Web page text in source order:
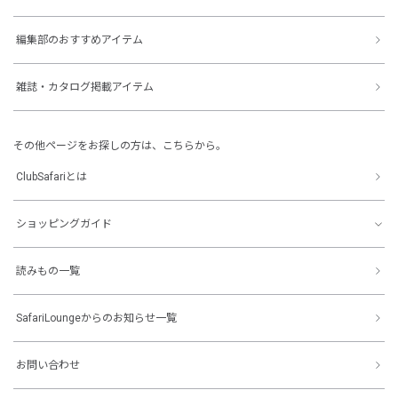
編集部のおすすめアイテム
雑誌・カタログ掲載アイテム
その他ページをお探しの方は、こちらから。
ClubSafariとは
ショッピングガイド
読みもの一覧
SafariLoungeからのお知らせ一覧
お問い合わせ